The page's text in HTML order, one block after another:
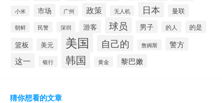
小米 市场 广州 政策 无人机 日本 曼联
朝鲜 民警 深圳 游客 球员 男子 的人 的是
篮板 美元 美国 自己的 詹姆斯 警方
这一 银行 韩国 黄金 黎巴嫩
猜你想看的文章